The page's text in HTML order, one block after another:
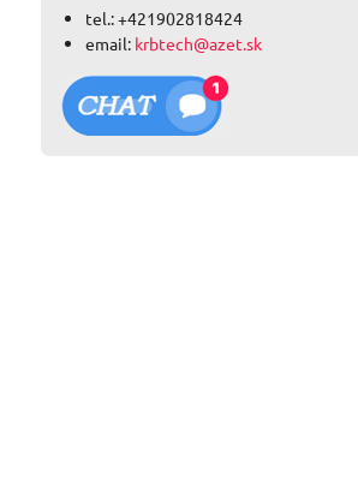
tel.: +421902818424
email: krbtech@azet.sk